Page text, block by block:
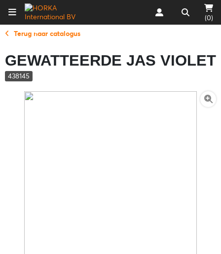
(0)
Terug naar catalogus
GEWATTEERDE JAS VIOLET
438145